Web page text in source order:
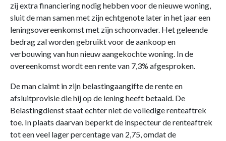
zij extra financiering nodig hebben voor de nieuwe woning,
sluit de man samen met zijn echtgenote later in het jaar een
leningsovereenkomst met zijn schoonvader. Het geleende
bedrag zal worden gebruikt voor de aankoop en
verbouwing van hun nieuw aangekochte woning. In de
overeenkomst wordt een rente van 7,3% afgesproken.
De man claimt in zijn belastingaangifte de rente en
afsluitprovisie die hij op de lening heeft betaald. De
Belastingdienst staat echter niet de volledige renteaftrek
toe. In plaats daarvan beperkt de inspecteur de renteaftrek
tot een veel lager percentage van 2,75, omdat de